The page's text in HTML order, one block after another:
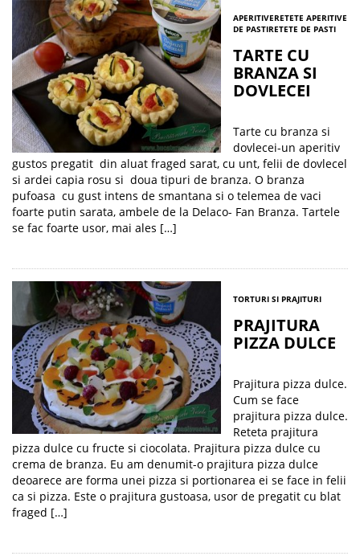
APERITIVERETETE APERITIVE
DE PASTIRETETE DE PASTI
TARTE CU
BRANZA SI
DOVLECEI
Tarte cu branza si
dovlecei-un aperitiv
gustos pregatit din aluat fraged sarat, cu unt, felii de dovlecel
si ardei capia rosu si doua tipuri de branza. O branza
pufoasa cu gust intens de smantana si o telemea de vaci
foarte putin sarata, ambele de la Delaco- Fan Branza. Tartele
se fac foarte usor, mai ales […]
TORTURI SI PRAJITURI
PRAJITURA
PIZZA DULCE
Prajitura pizza dulce.
Cum se face
prajitura pizza dulce.
Reteta prajitura
pizza dulce cu fructe si ciocolata. Prajitura pizza dulce cu
crema de branza. Eu am denumit-o prajitura pizza dulce
deoarece are forma unei pizza si portionarea ei se face in felii
ca si pizza. Este o prajitura gustoasa, usor de pregatit cu blat
fraged […]